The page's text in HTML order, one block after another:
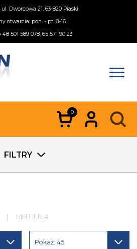
ul. Dworcowa 21, 63-820 Piaski
otwarcia: pon. - pt. 8-16
+48 501 589 078; 65 571 90 23
0
FILTRY
HIFI FILTER
Pokaż: 45